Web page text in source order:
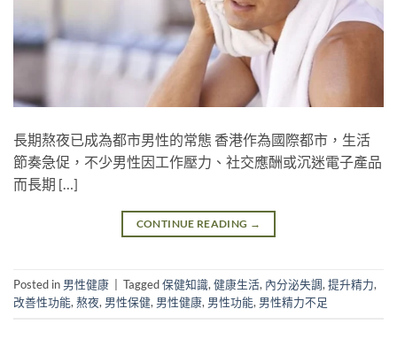
長期熬夜已成為都市男性的常態 香港作為國際都市，生活
節奏急促，不少男性因工作壓力、社交應酬或沉迷電子產品
而長期 […]
CONTINUE READING →
Posted in 男性健康 Tagged保健知識,健康生活, 內分泌失調,提升精力,
改善性功能,熬夜, 男性保健, 男性健康, 男性功能, 男性精力不足